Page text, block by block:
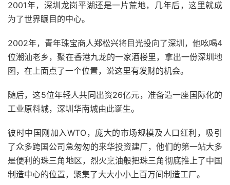
2001年，深圳龙岗平湖还是一片荒地，几年后，这里就成
为了世界瞩目的中心。
2002年，青年珠宝商人郑松兴将目光投向了深圳，他吆喝4
位潮汕老乡，聚在香港九龙的一家酒楼里，拿出一份深圳地
图，在上面点了一个位置，说这里有发财的机会。
随后，这5位年轻人共同出资26亿元，准备造一座国际化的
工业原料城，深圳华南城由此诞生。
彼时中国刚加入WTO，庞大的市场规模及人口红利，吸引
了众多跨国公司急匆匆的来华投资建厂，他们的第一站大多
是便利的珠三角地区，烈火烹油般把珠三角彻底推上了中国
制造中心的位置，聚集了大大小小上百万间制造工厂。